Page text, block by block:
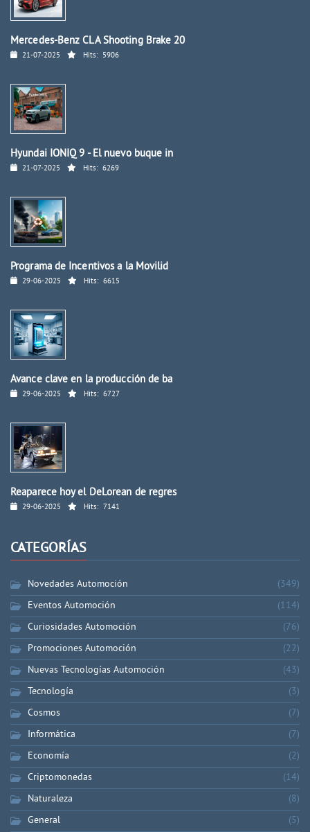
Mercedes-Benz CLA Shooting Brake 20
21-07-2025 Hits: 5906
Hyundai IONIQ 9 - El nuevo buque in
21-07-2025 Hits: 6269
Programa de Incentivos a la Movilid
29-06-2025 Hits: 6615
Avance clave en la producción de ba
29-06-2025 Hits: 6727
Reaparece hoy el DeLorean de regres
29-06-2025 Hits: 7141
CATEGORÍAS
Novedades Automoción
(349)
Eventos Automoción
(114)
Curiosidades Automoción
(76)
Promociones Automoción
(22)
Nuevas Tecnologías Automoción
(43)
Tecnología
(3)
Cosmos
(7)
Informática
(7)
Economía
(2)
Criptomonedas
(14)
Naturaleza
(8)
General
(5)